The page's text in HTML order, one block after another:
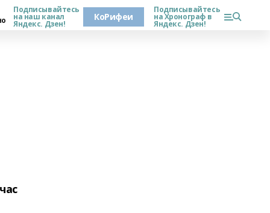
Подписывайтесь
на наш канал
Яндекс. Дзен!
КоРифеи
Подписывайтесь
на Хронограф в
Яндекс. Дзен!